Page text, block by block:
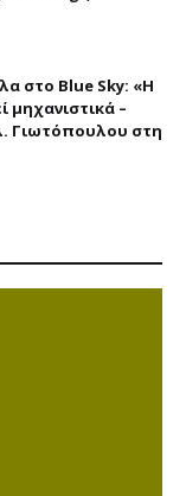
στο Blue Sky: «Η
μηχανιστικά –
Γιωτόπουλου στη